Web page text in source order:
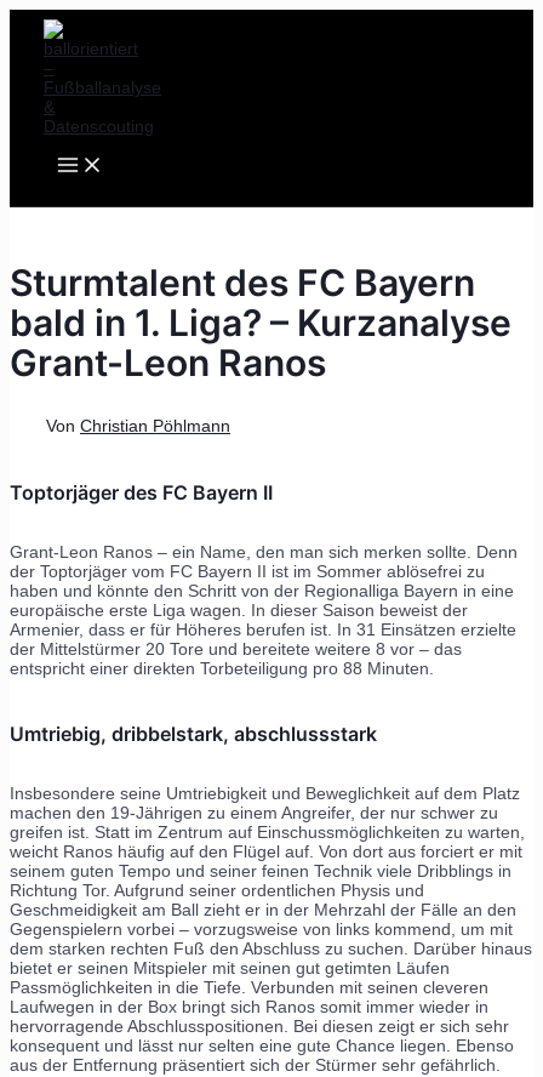
Zum
Inhalt
springen
MENU
Sturmtalent des FC Bayern
bald in 1. Liga? – Kurzanalyse
Grant-Leon Ranos
Von Christian Pöhlmann
Toptorjäger des FC Bayern II
Grant-Leon Ranos – ein Name, den man sich merken sollte. Denn
der Toptorjäger vom FC Bayern II ist im Sommer ablösefrei zu
haben und könnte den Schritt von der Regionalliga Bayern in eine
europäische erste Liga wagen. In dieser Saison beweist der
Armenier, dass er für Höheres berufen ist. In 31 Einsätzen erzielte
der Mittelstürmer 20 Tore und bereitete weitere 8 vor – das
entspricht einer direkten Torbeteiligung pro 88 Minuten.
Umtriebig, dribbelstark, abschlussstark
Insbesondere seine Umtriebigkeit und Beweglichkeit auf dem Platz
machen den 19-Jährigen zu einem Angreifer, der nur schwer zu
greifen ist. Statt im Zentrum auf Einschussmöglichkeiten zu warten,
weicht Ranos häufig auf den Flügel auf. Von dort aus forciert er mit
seinem guten Tempo und seiner feinen Technik viele Dribblings in
Richtung Tor. Aufgrund seiner ordentlichen Physis und
Geschmeidigkeit am Ball zieht er in der Mehrzahl der Fälle an den
Gegenspielern vorbei – vorzugsweise von links kommend, um mit
dem starken rechten Fuß den Abschluss zu suchen. Darüber hinaus
bietet er seinen Mitspieler mit seinen gut getimten Läufen
Passmöglichkeiten in die Tiefe. Verbunden mit seinen cleveren
Laufwegen in der Box bringt sich Ranos somit immer wieder in
hervorragende Abschlusspositionen. Bei diesen zeigt er sich sehr
konsequent und lässt nur selten eine gute Chance liegen. Ebenso
aus der Entfernung präsentiert sich der Stürmer sehr gefährlich.
Post
navigation